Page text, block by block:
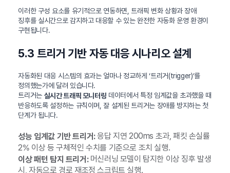
이러한 구성 요소를 유기적으로 연동하면, 트래픽 변화 상황과 장애
징후를 실시간으로 감지하고 대응할 수 있는 완전한 자동화 운영 환경이
구현됩니다.
5.3 트리거 기반 자동 대응 시나리오 설계
자동화된 대응 시스템의 효과는 얼마나 정교하게 ‘트리거(trigger)’를
정의했는가에 달려 있습니다.
트리거는 실시간 트래픽 모니터링 데이터에서 특정 임계값을 초과했을 때
반응하도록 설정하는 규칙이며, 잘 설계된 트리거는 장애를 방지하는 첫
단계가 됩니다.
성능 임계값 기반 트리거:응답 지연 200ms 초과, 패킷 손실률
2% 이상 등 구체적인 수치를 기준으로 조치 실행.
이상 패턴 탐지 트리거:머신러닝 모델이 탐지한 이상 징후 발생
시, 자동으로 경로 재조정 스크립트 실행.